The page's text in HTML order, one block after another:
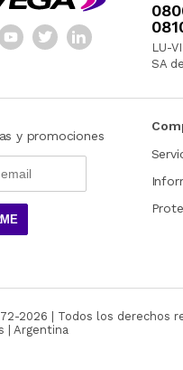
LU-
SA
y promociones
2026 | Todos los derechos
| Argentina